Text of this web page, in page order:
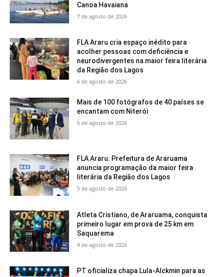
Canoa Havaiana
7 de agosto de 2026
FLA Araru cria espaço inédito para
acolher pessoas com deficiência e
neurodivergentes na maior feira literária
da Região dos Lagos
6 de agosto de 2026
Mais de 100 fotógrafos de 40 países se
encantam com Niterói
6 de agosto de 2026
FLA Araru: Prefeitura de Araruama
anuncia programação da maior feira
literária da Região dos Lagos
5 de agosto de 2026
Atleta Cristiano, de Araruama, conquista
primeiro lugar em prova de 25 km em
Saquarema
4 de agosto de 2026
PT oficializa chapa Lula-Alckmin para as